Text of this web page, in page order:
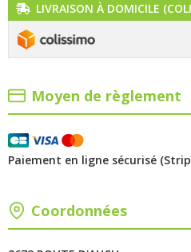
LIVRAISON À DOMICILE
Moyen de règlement
Paiement en ligne sécurisé
Coordonnées